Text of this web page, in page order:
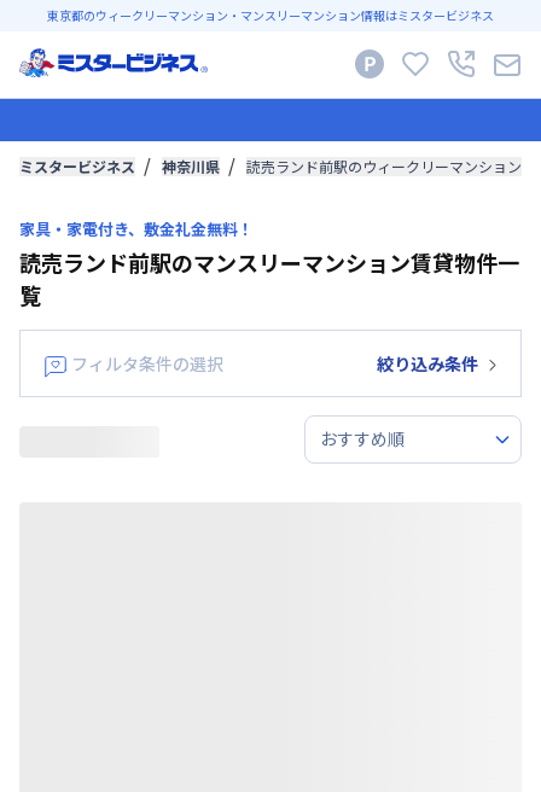
東京都のウィークリーマンション・マンスリーマンション情報はミスタービジネス
ミスタービジネス 神奈川県 読売ランド前駅のウィークリーマンション
家具・家電付き、敷金礼金無料！
読売ランド前駅のマンスリーマンション賃貸物件一
覧
フィルタ条件の選択 絞り込み条件